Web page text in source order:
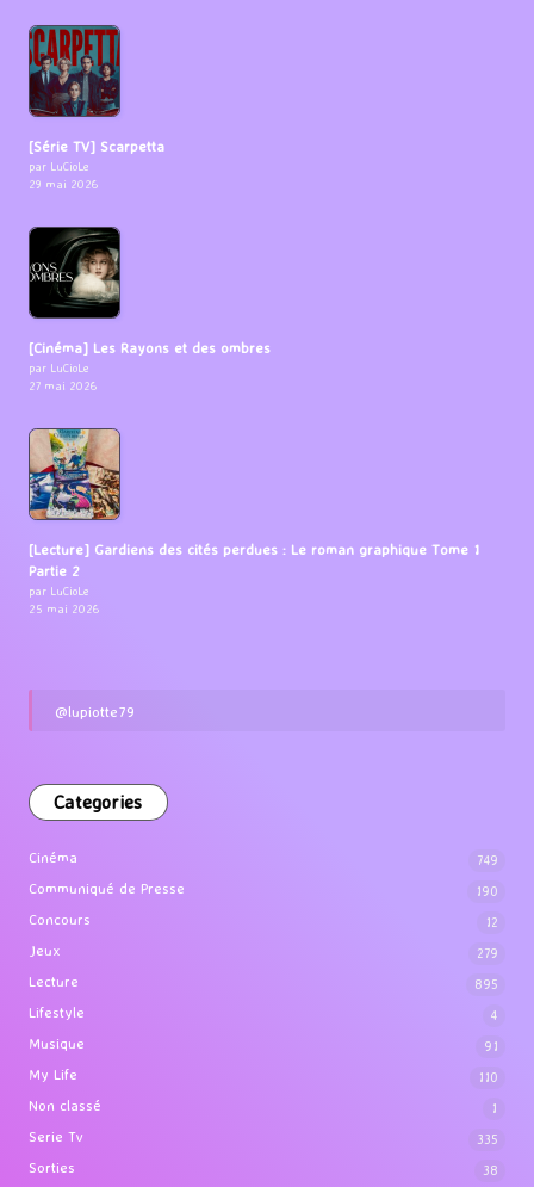
[Série TV] Scarpetta
par LuCioLe
29 mai 2026
[Cinéma] Les Rayons et des ombres
par LuCioLe
27 mai 2026
[Lecture] Gardiens des cités perdues : Le roman graphique Tome 1
Partie 2
par LuCioLe
25 mai 2026
@lupiotte79
Categories
Cinéma 749
Communiqué de Presse 190
Concours 12
Jeux 279
Lecture 895
Lifestyle 4
Musique 91
My Life 110
Non classé 1
Serie Tv 335
Sorties 38